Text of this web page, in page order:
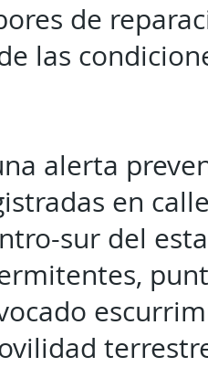
de
las
alerta
en
sur del